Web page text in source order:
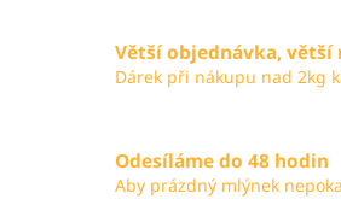
k
y
p
i
s
Větší objednávka, větší
Dárek při nákupu nad 2kg
Odesíláme do 48 hodin
Aby prázdný mlýnek